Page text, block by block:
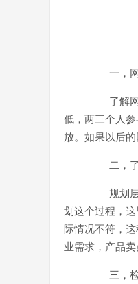
一，
了解
低，两三个人
放。如果以后
二，
规划
划这个过程，
际情况不符，
业需求，产品
三，